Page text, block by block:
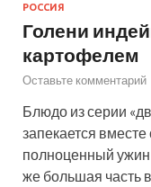
РОССИЯ
Голени
картофелем
Оставьте комментарий
Блюдо из серии
запекается
полноценный ужин
же большая часть